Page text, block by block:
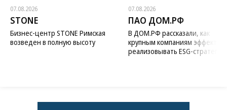
07.08.2026
STONE
Бизнес-центр STONE Римская
возведен в полную высоту
07.08.2026
ПАО ДОМ.РФ
В ДОМ.РФ рассказали, как
крупным компаниям
реализовывать ESG-стратегию